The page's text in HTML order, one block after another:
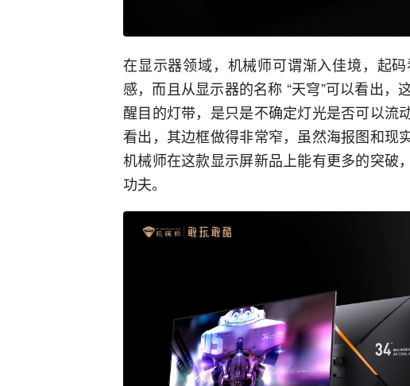
在显示器领域，机械师可谓渐入佳境，起
感，而且从显示器的名称 “天穹”可以看出
醒目的灯带，是只是不确定灯光是否可以流
看出，其边框做得非常窄，虽然海报图和现
机械师在这款显示屏新品上能有更多的突破
功夫。